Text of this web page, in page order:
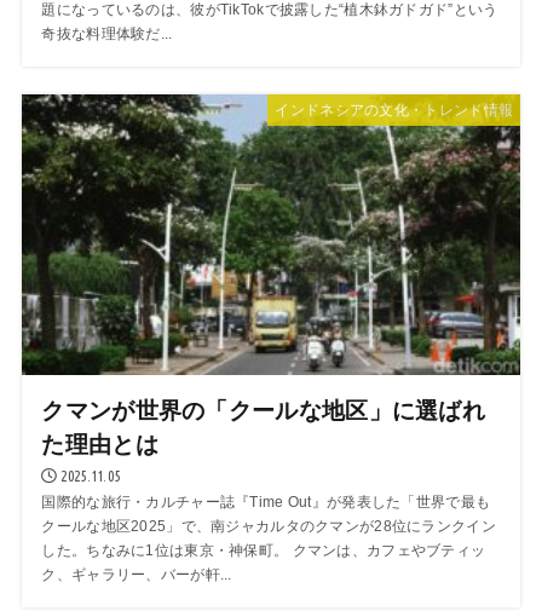
題になっているのは、彼がTikTokで披露した“植木鉢ガドガド”という
奇抜な料理体験だ...
インドネシアの文化・トレンド情報
クマンが世界の「クールな地区」に選ばれ
た理由とは
2025.11.05
国際的な旅行・カルチャー誌『Time Out』が発表した「世界で最も
クールな地区2025」で、南ジャカルタのクマンが28位にランクイン
した。ちなみに1位は東京・神保町。 クマンは、カフェやブティッ
ク、ギャラリー、バーが軒...